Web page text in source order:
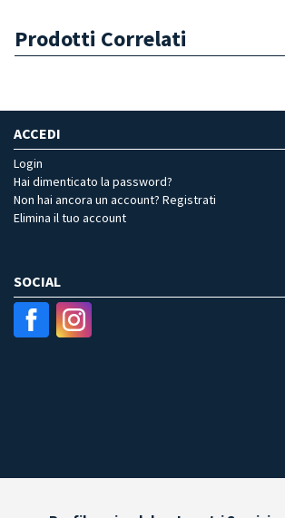
Prodotti Correlati
ACCEDI
Login
Hai dimenticato la password?
Non hai ancora un account? Registrati
Elimina il tuo account
SOCIAL